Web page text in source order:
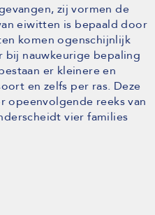
zij vormen de
eiwitten is bepaald door
komen ogenschijnlijk
bij nauwkeurige bepaling
er kleinere en
en zelfs per ras. Deze
opeenvolgende reeks van
vier families